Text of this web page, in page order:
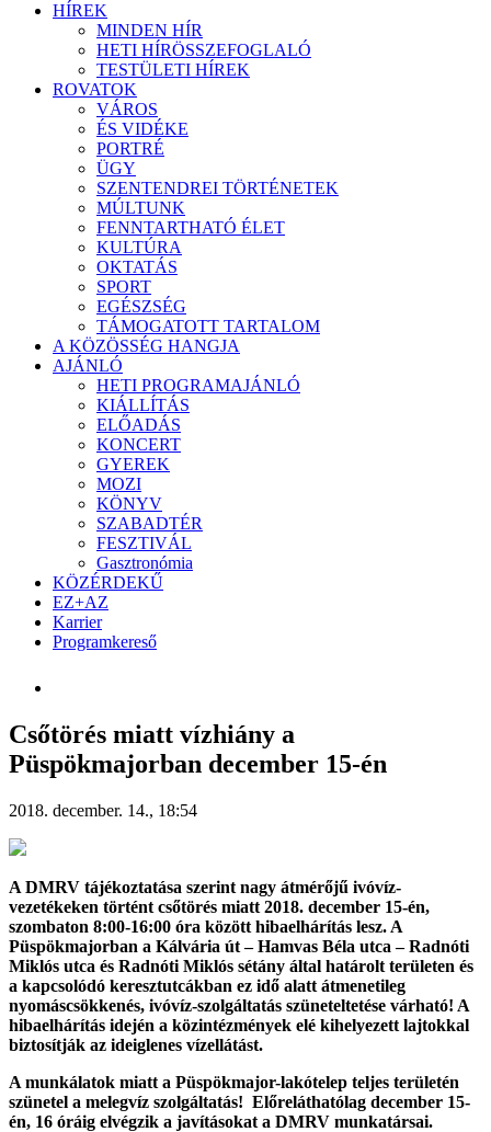
HÍREK
MINDEN HÍR
HETI HÍRÖSSZEFOGLALÓ
TESTÜLETI HÍREK
ROVATOK
VÁROS
ÉS VIDÉKE
PORTRÉ
ÜGY
SZENTENDREI TÖRTÉNETEK
MÚLTUNK
FENNTARTHATÓ ÉLET
KULTÚRA
OKTATÁS
SPORT
EGÉSZSÉG
TÁMOGATOTT TARTALOM
A KÖZÖSSÉG HANGJA
AJÁNLÓ
HETI PROGRAMAJÁNLÓ
KIÁLLÍTÁS
ELŐADÁS
KONCERT
GYEREK
MOZI
KÖNYV
SZABADTÉR
FESZTIVÁL
Gasztronómia
KÖZÉRDEKŰ
EZ+AZ
Karrier
Programkereső
Csőtörés miatt vízhiány a
Püspökmajorban december 15-én
2018. december. 14., 18:54
A DMRV tájékoztatása szerint nagy átmérőjű ivóvíz-
vezetékeken történt csőtörés miatt 2018. december 15-én,
szombaton 8:00-16:00 óra között hibaelhárítás lesz. A
Püspökmajorban a Kálvária út – Hamvas Béla utca – Radnóti
Miklós utca és Radnóti Miklós sétány által határolt területen és
a kapcsolódó keresztutcákban ez idő alatt átmenetileg
nyomáscsökkenés, ivóvíz-szolgáltatás szüneteltetése várható! A
hibaelhárítás idején a közintézmények elé kihelyezett lajtokkal
biztosítják az ideiglenes vízellátást.
A munkálatok miatt a Püspökmajor-lakótelep teljes területén
szünetel a melegvíz szolgáltatás! Előreláthatólag december 15-
én, 16 óráig elvégzik a javításokat a DMRV munkatársai.